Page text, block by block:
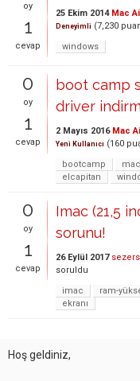
oy
1
cevap
25 Ekim 2014 Mac
Deneyimli (7,230
windows
0
oy
1
cevap
boot camp
driver
2 Mayıs 2016 Mac
Yeni Kullanıcı (160
bootcamp
elcapitan
0
oy
1
cevap
Imac (21,5
sorunu!
26 Eylül 2017 sezers
soruldu
imac
ram-
ekranı
Hoş geldiniz,